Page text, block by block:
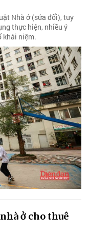
Nhà ở (sửa đổi), tuy
thực hiện, nhiều ý
khái niệm.
ở cho thuê